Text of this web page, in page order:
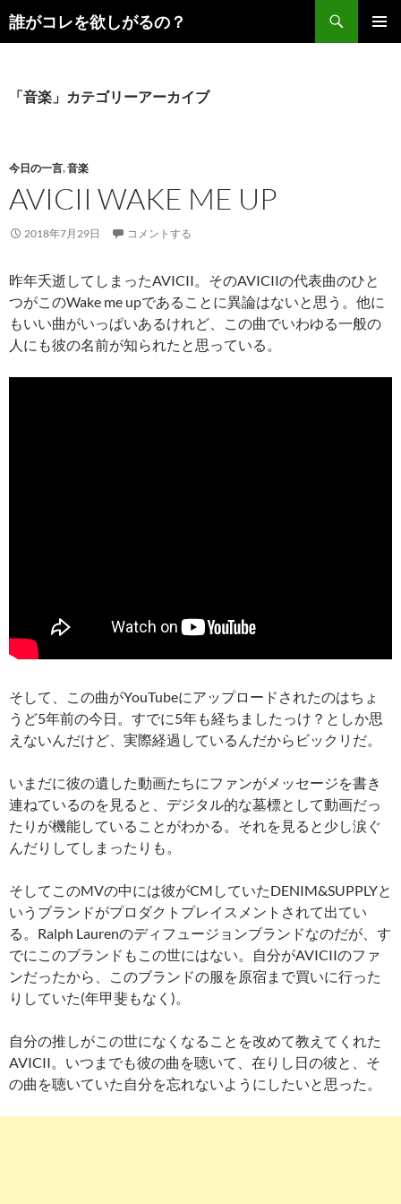
コ
ン
プ
誰がコレを欲しがるの？
検
索
「音楽」カテゴリーアーカイブ
今日の一言,音楽
AVICII WAKE ME UP
2018年7月29日 コメントする
昨年夭逝してしまったAVICII。そのAVICIIの代表曲のひと
つがこのWake me upであることに異論はないと思う。他に
もいい曲がいっぱいあるけれど、この曲でいわゆる一般の
人にも彼の名前が知られたと思っている。
そして、この曲がYouTubeにアップロードされたのはちょ
うど5年前の今日。すでに5年も経ちましたっけ？としか思
えないんだけど、実際経過しているんだからビックリだ。
いまだに彼の遺した動画たちにファンがメッセージを書き
連ねているのを見ると、デジタル的な墓標として動画だっ
たりが機能していることがわかる。それを見ると少し涙ぐ
んだりしてしまったりも。
そしてこのMVの中には彼がCMしていたDENIM&SUPPLYと
いうブランドがプロダクトプレイスメントされて出てい
る。Ralph Laurenのディフュージョンブランドなのだが、す
でにこのブランドもこの世にはない。自分がAVICIIのファ
ンだったから、このブランドの服を原宿まで買いに行った
りしていた(年甲斐もなく)。
自分の推しがこの世になくなることを改めて教えてくれた
AVICII。いつまでも彼の曲を聴いて、在りし日の彼と、そ
の曲を聴いていた自分を忘れないようにしたいと思った。